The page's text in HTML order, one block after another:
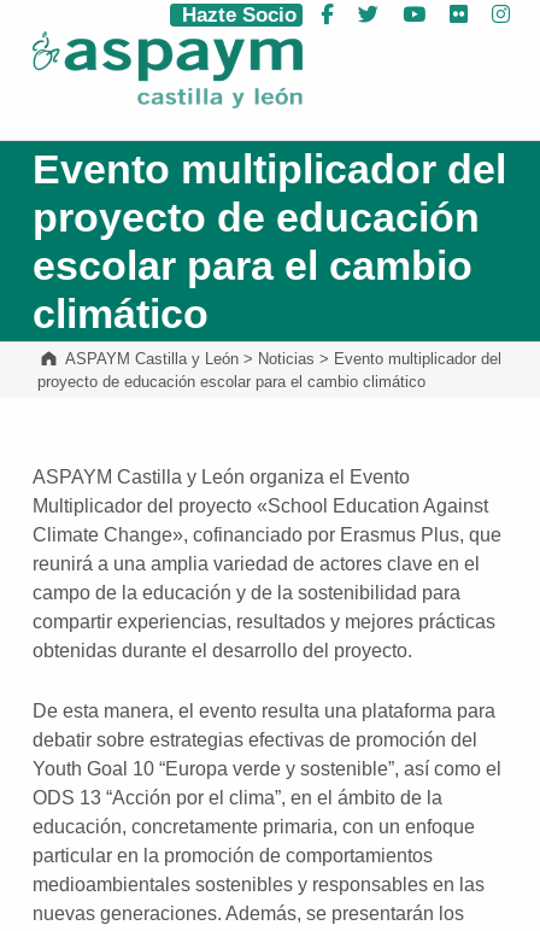
ASPAYM Castilla y León
Hazte Socio Facebook
Twitter YouTube
Flickr
Evento multiplicador del
proyecto de educación
escolar para el cambio
climático
ASPAYM Castilla y León> Noticias > Evento multiplicador del
proyecto de educación escolar para el cambio climático
ASPAYM Castilla y León organiza el Evento
Multiplicador del proyecto «School Education Against
Climate Change», cofinanciado por Erasmus Plus, que
reunirá a una amplia variedad de actores clave en el
campo de la educación y de la sostenibilidad para
compartir experiencias, resultados y mejores prácticas
obtenidas durante el desarrollo del proyecto.
De esta manera, el evento resulta una plataforma para
debatir sobre estrategias efectivas de promoción del
Youth Goal 10 “Europa verde y sostenible”, así como el
ODS 13 “Acción por el clima”, en el ámbito de la
educación, concretamente primaria, con un enfoque
particular en la promoción de comportamientos
medioambientales sostenibles y responsables en las
nuevas generaciones. Además, se presentarán los